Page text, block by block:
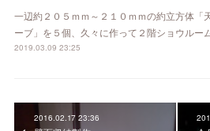
一辺約２０５ｍｍ～２１０ｍｍの約立方体「
ーブ」を５個、久々に作って２階ショウルー
2019.03.09 23:25
2016.02.17 23:36